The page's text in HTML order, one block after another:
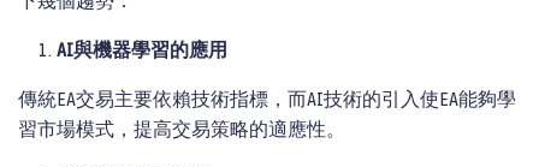
AI與機器學習的應用
傳統EA交易主要依賴技術指標，而AI技術的引入使EA能夠學
習市場模式，提高交易策略的適應性。